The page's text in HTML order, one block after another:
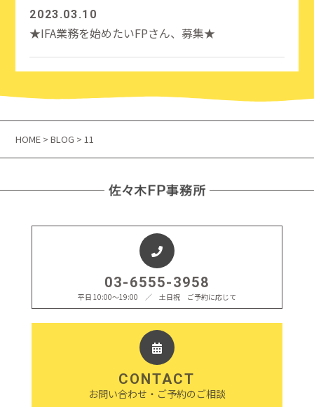
2023.03.10
★IFA業務を始めたいFPさん、募集★
HOME >BLOG > 11
03-6555-3958
平日 10:00〜19:00 ／ 土日祝 ご予約に応じて
CONTACT
お問い合わせ・ご予約のご相談